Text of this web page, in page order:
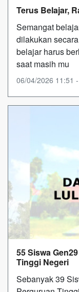
Terus Belajar,
Semangat
dilakukan
belajar harus
saat masih mu
06/04/2026 11:51
55 Siswa
Tinggi Negeri
Sebanyak 39